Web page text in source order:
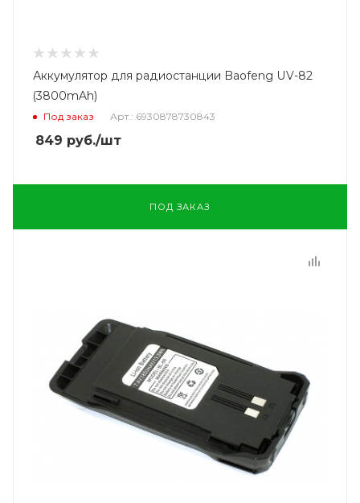
Аккумулятор для радиостанции Baofeng UV-82
(3800mAh)
Под заказ Арт.: 6930878730843
849 руб./шт
ПОД ЗАКАЗ